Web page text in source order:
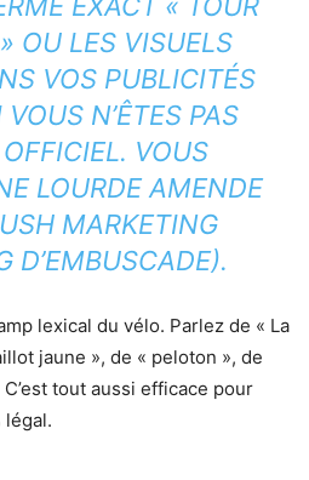
EXACT « TOUR
OU LES VISUELS
VOS PUBLICITÉS
N’ÊTES PAS
VOUS
LOURDE AMENDE
MARKETING
D’EMBUSCADE).
lexical du vélo. Parlez de « La
jaune », de « peloton », de
tout aussi efficace pour
légal.